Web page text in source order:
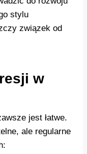
stylu
związek od
w
jest łatwe.
ale regularne